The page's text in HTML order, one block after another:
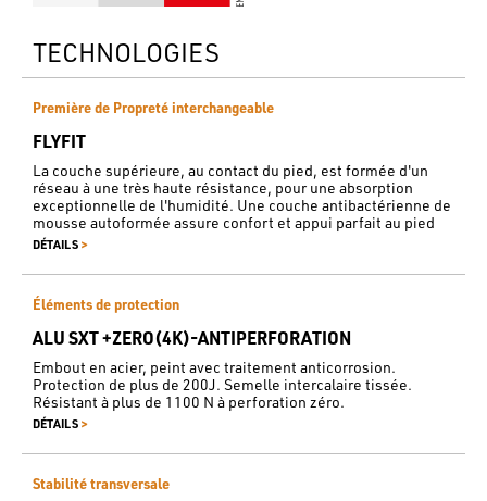
TECHNOLOGIES
Première de Propreté interchangeable
FLYFIT
La couche supérieure, au contact du pied, est formée d'un
réseau à une très haute résistance, pour une absorption
exceptionnelle de l'humidité. Une couche antibactérienne de
mousse autoformée assure confort et appui parfait au pied
DÉTAILS >
Éléments de protection
ALU SXT +ZERO(4K)-ANTIPERFORATION
Embout en acier, peint avec traitement anticorrosion.
Protection de plus de 200J. Semelle intercalaire tissée.
Résistant à plus de 1100 N à perforation zéro.
DÉTAILS >
Stabilité transversale